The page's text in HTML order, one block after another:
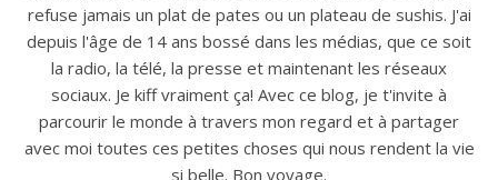
refuse jamais un plat de pates ou un plateau de sushis. J'ai
depuis l'âge de 14 ans bossé dans les médias, que ce soit
la radio, la télé, la presse et maintenant les réseaux
sociaux. Je kiff vraiment ça! Avec ce blog, je t'invite à
parcourir le monde à travers mon regard et à partager
avec moi toutes ces petites choses qui nous rendent la vie
si belle. Bon voyage.